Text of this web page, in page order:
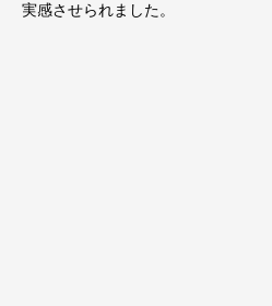
実感させられました。